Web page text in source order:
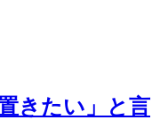
きたい」と言